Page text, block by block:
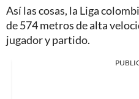
Así las cosas, la Liga
de 574 metros de alta
jugador y partido.